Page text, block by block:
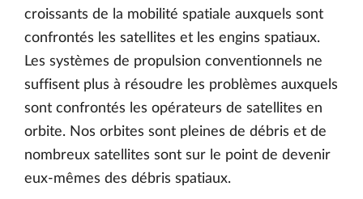
croissants de la mobilité spatiale auxquels sont
confrontés les satellites et les engins spatiaux.
Les systèmes de propulsion conventionnels ne
suffisent plus à résoudre les problèmes auxquels
sont confrontés les opérateurs de satellites en
orbite. Nos orbites sont pleines de débris et de
nombreux satellites sont sur le point de devenir
eux-mêmes des débris spatiaux.